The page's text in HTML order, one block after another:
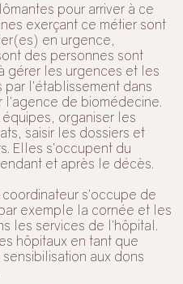
pour arriver à ce
exerçant ce métier sont
en urgence,
des personnes sont
gérer les urgences et les
l’établissement dans
de biomédecine.
organiser les
saisir les dossiers et
Elles s’occupent du
et après le décès.
s’occupe de
exemple la cornée et les
les services de l’hôpital.
hôpitaux en tant que
aux dons